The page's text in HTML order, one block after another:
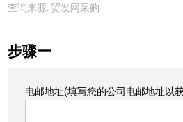
查询来源: 贸发网采购
步骤一
电邮地址(填写您的公司电邮地址以